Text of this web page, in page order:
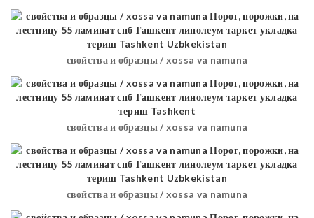
свойства и образцы / xossa va namuna
свойства и образцы / xossa va namuna
свойства и образцы / xossa va namuna